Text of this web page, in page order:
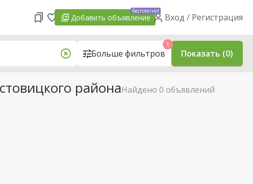
Добавить объявление
Бесплатно!
Вход / Регистрация
районаНайдено 0 объявлений
Больше фильтров
1
Показать (0)